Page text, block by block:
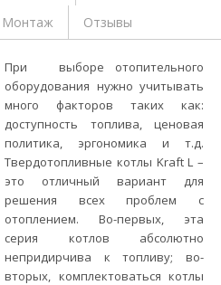
Монтаж
Отзывы
При выборе отопительного
оборудования нужно учитывать
много факторов таких как:
доступность топлива, ценовая
политика, эргономика и т.д.
Твердотопливные котлы Kraft L –
это отличный вариант для
решения всех проблем с
отоплением. Во-первых, эта
серия котлов абсолютно
непридирчива к топливу; во-
вторых, комплектоваться котлы